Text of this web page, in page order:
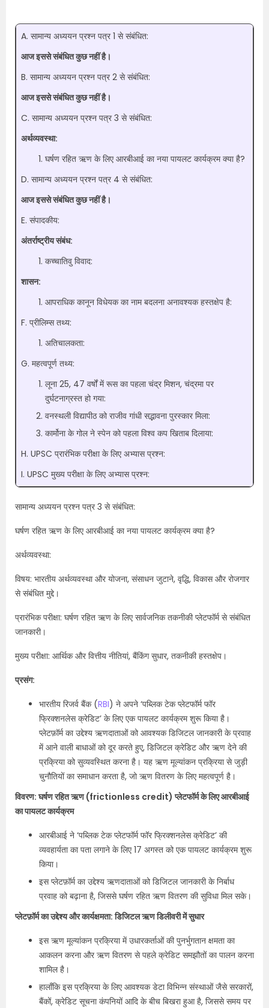
A. सामान्य अध्ययन प्रश्न पत्र 1 से संबंधित:
आज इससे संबंधित कुछ नहीं है।
B. सामान्य अध्ययन प्रश्न पत्र 2 से संबंधित:
आज इससे संबंधित कुछ नहीं है।
C. सामान्य अध्ययन प्रश्न पत्र 3 से संबंधित:
अर्थव्यवस्था:
घर्षण रहित ऋण के लिए आरबीआई का नया पायलट कार्यक्रम क्या है?
D. सामान्य अध्ययन प्रश्न पत्र 4 से संबंधित:
आज इससे संबंधित कुछ नहीं है।
E. संपादकीय:
अंतर्राष्ट्रीय संबंध:
कच्चातिवु विवाद:
शासन:
आपराधिक कानून विधेयक का नाम बदलना अनावश्यक हस्तक्षेप है:
F. प्रीलिम्स तथ्य:
अतिचालकता:
G. महत्वपूर्ण तथ्य:
लूना 25, 47 वर्षों में रूस का पहला चंद्र मिशन, चंद्रमा पर
दुर्घटनाग्रस्त हो गया:
वनस्थली विद्यापीठ को राजीव गांधी सद्भावना पुरस्कार मिला:
कार्मोना के गोल ने स्पेन को पहला विश्व कप खिताब दिलाया:
H. UPSC प्रारंभिक परीक्षा के लिए अभ्यास प्रश्न:
I. UPSC मुख्य परीक्षा के लिए अभ्यास प्रश्न:
सामान्य अध्ययन प्रश्न पत्र 3 से संबंधित:
घर्षण रहित ऋण के लिए आरबीआई का नया पायलट कार्यक्रम क्या है?
अर्थव्यवस्था:
विषय: भारतीय अर्थव्यवस्था और योजना, संसाधन जुटाने, वृद्धि, विकास और रोजगार
से संबंधित मुद्दे।
प्रारंभिक परीक्षा: घर्षण रहित ऋण के लिए सार्वजनिक तकनीकी प्लेटफॉर्म से संबंधित
जानकारी।
मुख्य परीक्षा: आर्थिक और वित्तीय नीतियां, बैंकिंग सुधार, तकनीकी हस्तक्षेप।
प्रसंग:
भारतीय रिजर्व बैंक (RBI) ने अपने ‘पब्लिक टेक प्लेटफॉर्म फॉर
फ्रिक्शनलेस क्रेडिट’ के लिए एक पायलट कार्यक्रम शुरू किया है।
प्लेटफ़ॉर्म का उद्देश्य ऋणदाताओं को आवश्यक डिजिटल जानकारी के प्रवाह
में आने वाली बाधाओं को दूर करते हुए, डिजिटल क्रेडिट और ऋण देने की
प्रक्रिया को सुव्यवस्थित करना है। यह ऋण मूल्यांकन प्रक्रिया से जुड़ी
चुनौतियों का समाधान करता है, जो ऋण वितरण के लिए महत्वपूर्ण है।
विवरण: घर्षण रहित ऋण (frictionless credit) प्लेटफॉर्म के लिए आरबीआई
का पायलट कार्यक्रम
आरबीआई ने ‘पब्लिक टेक प्लेटफॉर्म फॉर फ्रिक्शनलेस क्रेडिट’ की
व्यवहार्यता का पता लगाने के लिए 17 अगस्त को एक पायलट कार्यक्रम शुरू
किया।
इस प्लेटफ़ॉर्म का उद्देश्य ऋणदाताओं को डिजिटल जानकारी के निर्बाध
प्रवाह को बढ़ाना है, जिससे घर्षण रहित ऋण वितरण की सुविधा मिल सके।
प्लेटफ़ॉर्म का उद्देश्य और कार्यक्षमता: डिजिटल ऋण डिलीवरी में सुधार
इस ऋण मूल्यांकन प्रक्रिया में उधारकर्ताओं की पुनर्भुगतान क्षमता का
आकलन करना और ऋण वितरण से पहले क्रेडिट समझौतों का पालन करना
शामिल है।
हालाँकि इस प्रक्रिया के लिए आवश्यक डेटा विभिन्न संस्थाओं जैसे सरकारों,
बैंकों, क्रेडिट सूचना कंपनियों आदि के बीच बिखरा हुआ है, जिससे समय पर